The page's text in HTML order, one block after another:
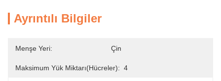
Ayrıntılı Bilgiler
Menşe Yeri: Çin
Maksimum Yük Miktarı(hücreler): 4